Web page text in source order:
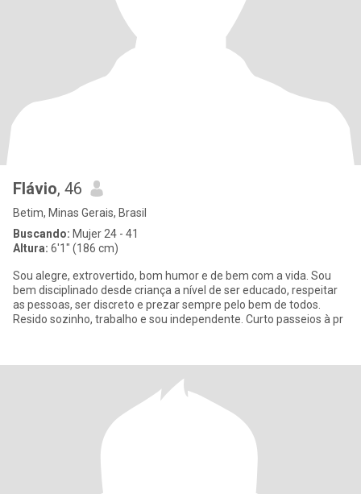
Flávio, 46
Betim, Minas Gerais, Brasil
Buscando: Mujer 24 - 41
Altura: 6'1" (186 cm)
Sou alegre, extrovertido, bom humor e de bem com a vida. Sou
bem disciplinado desde criança a nível de ser educado, respeitar
as pessoas, ser discreto e prezar sempre pelo bem de todos.
Resido sozinho, trabalho e sou independente. Curto passeios à pr